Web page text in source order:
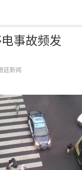
事故频发
廷新闻
故频发